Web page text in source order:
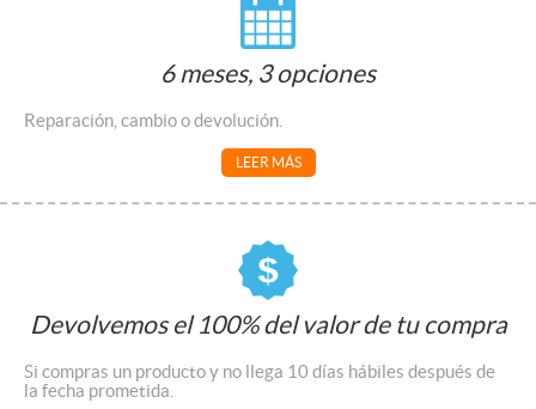
6 meses, 3 opciones
Reparación, cambio o devolución.
LEER MÁS
Devolvemos el 100% del valor de tu compra
Si compras un producto y no llega 10 días hábiles después de
la fecha prometida.